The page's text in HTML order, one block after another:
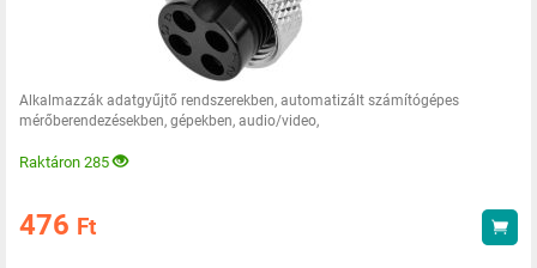
Alkalmazzák adatgyűjtő rendszerekben, automatizált számítógépes
mérőberendezésekben, gépekben, audio/video,
Raktáron 285
476 Ft